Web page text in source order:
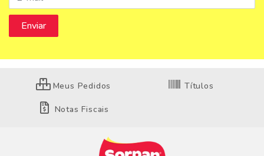
Meus Pedidos Títulos
Notas Fiscais